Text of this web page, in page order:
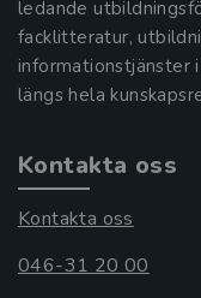
ledande
facklitteratur,
informationstjänster
längs hela
Kontakta oss
Kontakta oss
046-31 20 00